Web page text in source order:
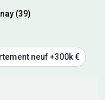
(39)
neuf +300k €